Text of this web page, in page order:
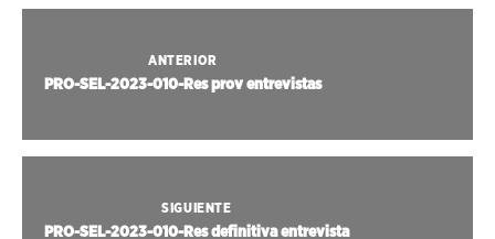
ANTERIOR
PRO-SEL-2023-010-Res prov entrevistas
SIGUIENTE
PRO-SEL-2023-010-Res definitiva entrevista